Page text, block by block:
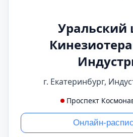
Уральский
г. Екатеринбург,
Проспект
Онлайн-